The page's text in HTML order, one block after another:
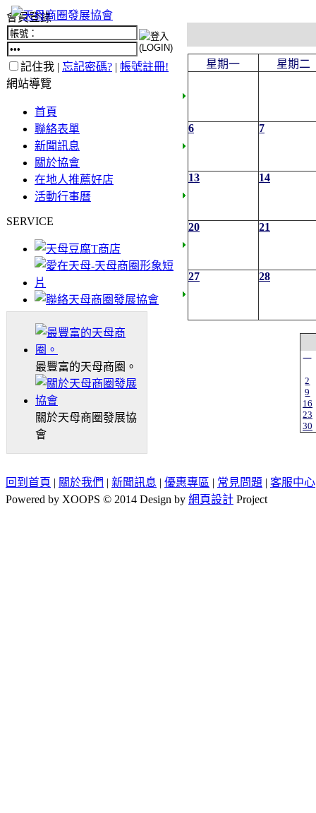
會員登錄
記住我 | 忘記密碼? | 帳號註冊!
網站導覽
首頁
聯絡表單
新聞訊息
關於協會
在地人推薦好店
活動行事曆
SERVICE
最豐富的天母商圈。
關於天母商圈發展協
會
星期一 星期二
6 7
13 14
20 21
27 28
一
2
9
16
23
30
回到首頁 | 關於我們 | 新聞訊息 | 優惠專區 | 常見問題 | 客服中心
Powered by XOOPS © 2014 Design by 網頁設計 Project